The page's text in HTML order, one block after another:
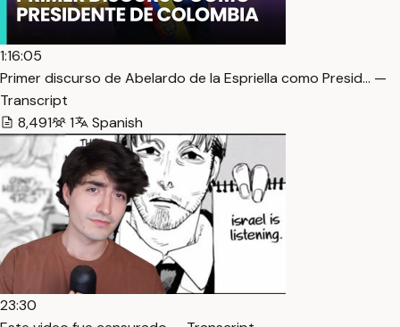
1:16:05
Primer discurso de Abelardo de la Espriella como Presid… —
Transcript
8,491
1 Spanish
23:30